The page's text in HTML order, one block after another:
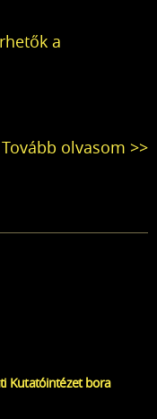
a
Tovább olvasom >>
Kutatóintézet bora